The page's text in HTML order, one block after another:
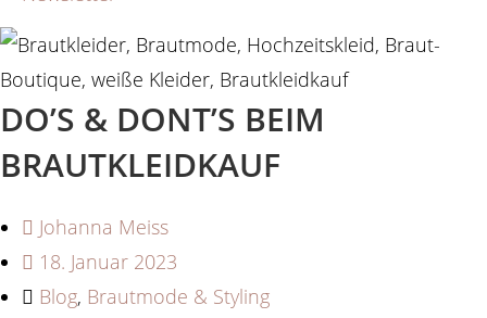
DO’S & DONT’S BEIM
BRAUTKLEIDKAUF
Johanna Meiss
18. Januar 2023
Blog, Brautmode & Styling